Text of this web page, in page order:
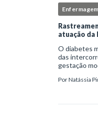
Enfermagem
atuação da
O diabetes
das
gestação
identificado
PorNatássia